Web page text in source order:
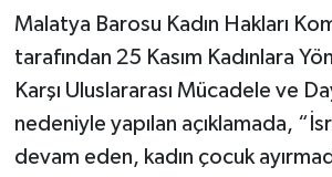
Malatya Barosu Kadın Hakları
tarafından 25 Kasım Kadınlara
Karşı Uluslararası Mücadele ve
nedeniyle yapılan açıklamada,
devam eden, kadın çocuk
Teknoloji